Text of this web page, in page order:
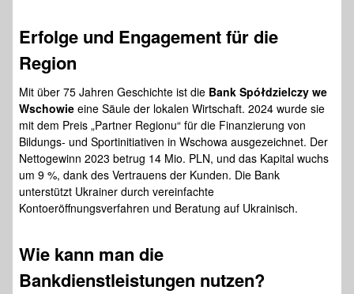
Erfolge und Engagement für die
Region
Mit über 75 Jahren Geschichte ist die Bank Spółdzielczy we
Wschowie eine Säule der lokalen Wirtschaft. 2024 wurde sie
mit dem Preis „Partner Regionu“ für die Finanzierung von
Bildungs- und Sportinitiativen in Wschowa ausgezeichnet. Der
Nettogewinn 2023 betrug 14 Mio. PLN, und das Kapital wuchs
um 9 %, dank des Vertrauens der Kunden. Die Bank
unterstützt Ukrainer durch vereinfachte
Kontoeröffnungsverfahren und Beratung auf Ukrainisch.
Wie kann man die
Bankdienstleistungen nutzen?